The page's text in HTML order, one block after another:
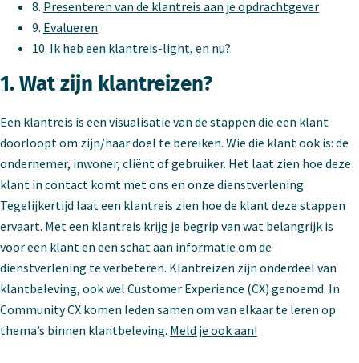
8. Presenteren van de klantreis aan je opdrachtgever
9. Evalueren
10. Ik heb een klantreis-light, en nu?
1. Wat zijn klantreizen?
Een klantreis is een visualisatie van de stappen die een klant
doorloopt om zijn/haar doel te bereiken. Wie die klant ook is: de
ondernemer, inwoner, cliënt of gebruiker. Het laat zien hoe deze
klant in contact komt met ons en onze dienstverlening.
Tegelijkertijd laat een klantreis zien hoe de klant deze stappen
ervaart. Met een klantreis krijg je begrip van wat belangrijk is
voor een klant en een schat aan informatie om de
dienstverlening te verbeteren. Klantreizen zijn onderdeel van
klantbeleving, ook wel Customer Experience (CX) genoemd. In
Community CX komen leden samen om van elkaar te leren op
thema’s binnen klantbeleving. Meld je ook aan!